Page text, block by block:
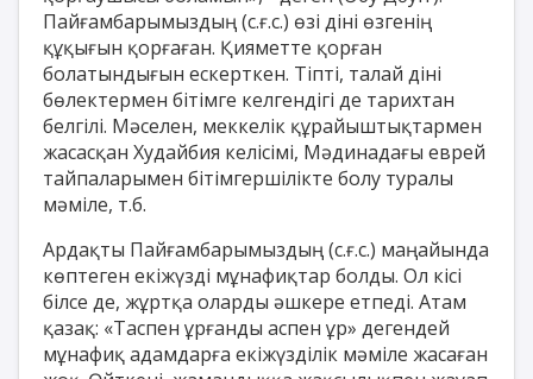
Пайғамбарымыздың (с.ғ.с.) өзі діні өзгенің
құқығын қорғаған. Қияметте қорған
болатындығын ескерткен. Тіпті, талай діні
бөлектермен бітімге келгендігі де тарихтан
белгілі. Мәселен, меккелік құрайыштықтармен
жасасқан Худайбия келісімі, Мәдинадағы еврей
тайпаларымен бітімгершілікте болу туралы
мәміле, т.б.
Ардақты Пайғамбарымыздың (с.ғ.с.) маңайында
көптеген екіжүзді мұнафиқтар болды. Ол кісі
білсе де, жұртқа оларды әшкере етпеді. Атам
қазақ: «Таспен ұрғанды аспен ұр» дегендей
мұнафиқ адамдарға екіжүзділік мәміле жасаған